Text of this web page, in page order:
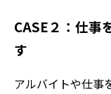
CASE２：仕事
す
アルバイトや仕事